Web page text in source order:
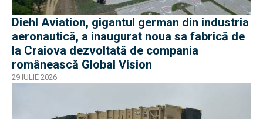
Diehl Aviation, gigantul german din industria
aeronautică, a inaugurat noua sa fabrică de
la Craiova dezvoltată de compania
românească Global Vision
29 IULIE 2026